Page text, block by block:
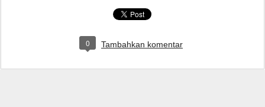
0 Tambahkan komentar